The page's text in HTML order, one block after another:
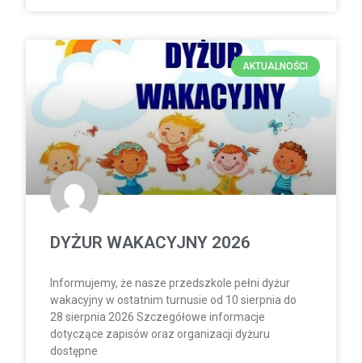
AKTUALNOŚCI
DYŻUR WAKACYJNY 2026
Informujemy, że nasze przedszkole pełni dyżur
wakacyjny w ostatnim turnusie od 10 sierpnia do
28 sierpnia 2026 Szczegółowe informacje
dotyczące zapisów oraz organizacji dyżuru
dostępne